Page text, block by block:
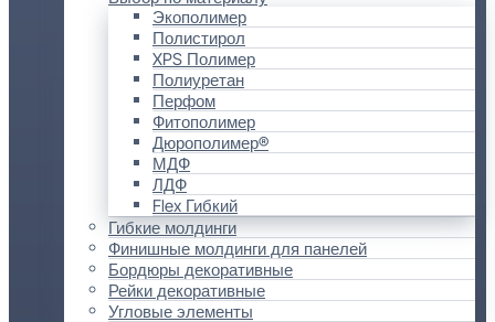
Экополимер
Полистирол
XPS Полимер
Полиуретан
Перфом
Фитополимер
Дюрополимер®
МДФ
ЛДФ
Flex Гибкий
Гибкие молдинги
Финишные молдинги для панелей
Бордюры декоративные
Рейки декоративные
Угловые элементы